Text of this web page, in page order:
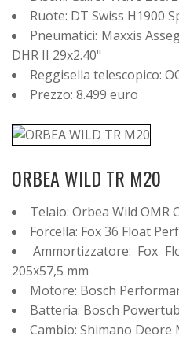
Ruote: DT Swiss H1900
Pneumatici: Maxxis
DHR II 29x2.40"
Reggisella telescopico:
Prezzo: 8.499 euro
ORBEA WILD TR M20
Telaio: Orbea Wild OMR
Forcella: Fox 36 Float
Ammortizzatore: Fox
205x57,5 mm
Motore: Bosch
Batteria: Bosch
Cambio: Shimano Deore